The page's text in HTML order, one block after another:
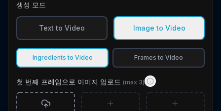
생성 모드
Text to Video Image to Video
Ingredients to Video Frames to Video
첫 번째 프레임으로 이미지 업로드 (max 3)
+ +